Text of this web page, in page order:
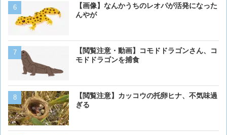
【画像】なんかうちのレオパが活発になった
んやが
【閲覧注意・動画】コモドドラゴンさん、コ
モドドラゴンを捕食
【閲覧注意】カッコウの托卵ヒナ、不気味過
ぎる
【画像】 アメリカのケー
【動画】男性、ロバにちょ
く･･･
【動画】虎さん、飼い慣ら